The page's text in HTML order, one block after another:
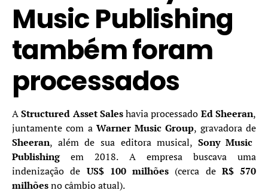
Music Publishing
também foram
processados
AStructured Asset Saleshavia processado Ed Sheeran,
juntamente com a Warner Music Group, gravadora de
Sheeran, além de sua editora musical, Sony Music
Publishingem 2018. A empresa buscava uma
indenização de US$ 100 milhões (cerca de R$ 570
milhõesno câmbio atual).